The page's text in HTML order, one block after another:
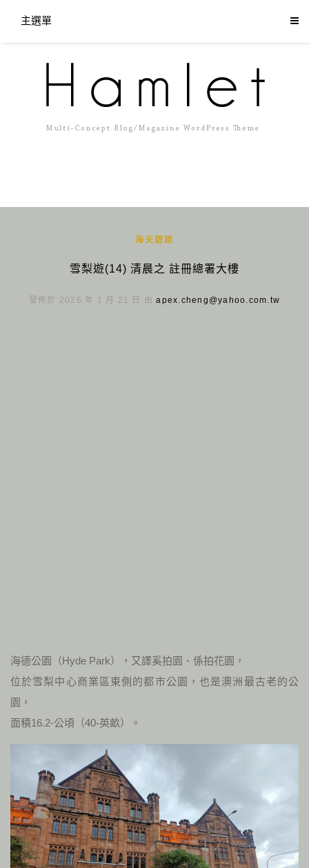
主選單
海天遊踪
雪梨遊(14) 清晨之 註冊總署大樓
發佈於 2026 年 1 月 21 日 由apex.cheng@yahoo.com.tw
海德公園（Hyde Park），又譯奚拍園、係拍花園，
位於雪梨中心商業區東側的都市公園，也是澳洲最古老的公
園，
面積16.2-公頃（40-英畝）。